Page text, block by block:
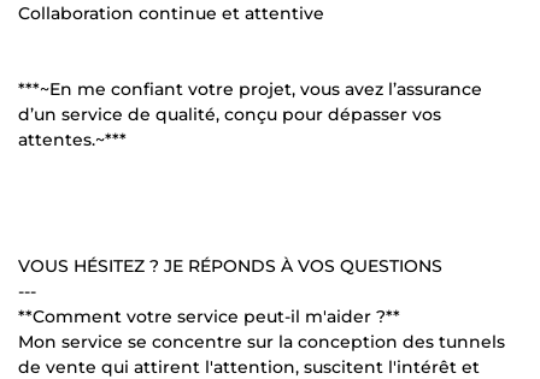
Collaboration continue et attentive
***~En me confiant votre projet, vous avez l’assurance
d’un service de qualité, conçu pour dépasser vos
attentes.~***
VOUS HÉSITEZ ? JE RÉPONDS À VOS QUESTIONS
---
**Comment votre service peut-il m'aider ?**
Mon service se concentre sur la conception des tunnels
de vente qui attirent l'attention, suscitent l'intérêt et